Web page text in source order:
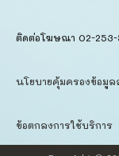
ติดต่อโฆษณา 02-
นโยบายคุ้มครองข้อมู
ข้อตกลงการใช้บริการ